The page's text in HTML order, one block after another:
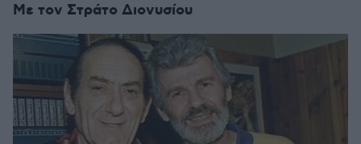
Με τον Στράτο Διονυσίου